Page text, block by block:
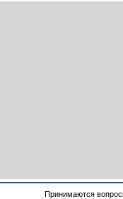
Принимаются